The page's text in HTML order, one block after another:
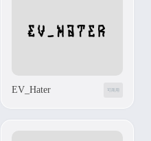
EV_Hater 可商用